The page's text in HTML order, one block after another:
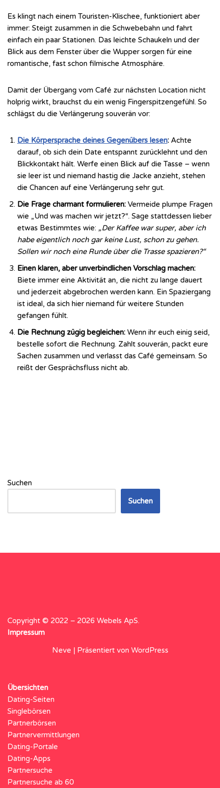
Es klingt nach einem Touristen-Klischee, funktioniert aber
immer: Steigt zusammen in die Schwebebahn und fahrt
einfach ein paar Stationen. Das leichte Schaukeln und der
Blick aus dem Fenster über die Wupper sorgen für eine
romantische, fast schon filmische Atmosphäre.
Damit der Übergang vom Café zur nächsten Location nicht
holprig wirkt, brauchst du ein wenig Fingerspitzengefühl. So
schlägst du die Verlängerung souverän vor:
Die Körpersprache deines Gegenübers lesen: Achte
darauf, ob sich dein Date entspannt zurücklehnt und den
Blickkontakt hält. Werfe einen Blick auf die Tasse – wenn
sie leer ist und niemand hastig die Jacke anzieht, stehen
die Chancen auf eine Verlängerung sehr gut.
Die Frage charmant formulieren: Vermeide plumpe Fragen
wie „Und was machen wir jetzt?“. Sage stattdessen lieber
etwas Bestimmtes wie: „Der Kaffee war super, aber ich
habe eigentlich noch gar keine Lust, schon zu gehen.
Sollen wir noch eine Runde über die Trasse spazieren?“
Einen klaren, aber unverbindlichen Vorschlag machen:
Biete immer eine Aktivität an, die nicht zu lange dauert
und jederzeit abgebrochen werden kann. Ein Spaziergang
ist ideal, da sich hier niemand für weitere Stunden
gefangen fühlt.
Die Rechnung zügig begleichen: Wenn ihr euch einig seid,
bestelle sofort die Rechnung. Zahlt souverän, packt eure
Sachen zusammen und verlasst das Café gemeinsam. So
reißt der Gesprächsfluss nicht ab.
Suchen
Suchen
Copyright © 2022 – 2026 Webels ApS.
Impressum
Neve | Präsentiert von WordPress
Übersichten
Dating-Seiten
Singlebörsen
Partnerbörsen
Partnervermittlungen
Dating-Portale
Dating-Apps
Partnersuche
Partnersuche ab 60